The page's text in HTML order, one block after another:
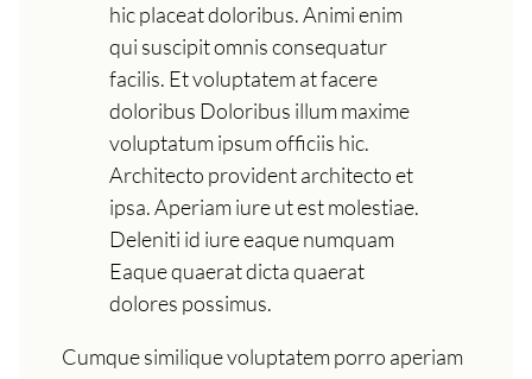
hic placeat doloribus. Animi enim
qui suscipit omnis consequatur
facilis. Et voluptatem at facere
doloribus Doloribus illum maxime
voluptatum ipsum officiis hic.
Architecto provident architecto et
ipsa. Aperiam iure ut est molestiae.
Deleniti id iure eaque numquam
Eaque quaerat dicta quaerat
dolores possimus.
Cumque similique voluptatem porro aperiam